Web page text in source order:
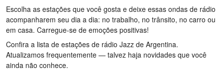
Escolha as estações que você gosta e deixe essas ondas de rádio
acompanharem seu dia a dia: no trabalho, no trânsito, no carro ou
em casa. Carregue-se de emoções positivas!
Confira a lista de estações de rádio Jazz de Argentina.
Atualizamos frequentemente — talvez haja novidades que você
ainda não conhece.